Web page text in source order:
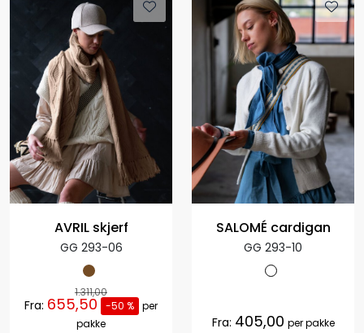
AVRIL skjerf
GG 293-06
1.311,00
Fra: 655,50 -50 % per
pakke
SALOMÉ cardigan
GG 293-10
Fra: 405,00 per pakke